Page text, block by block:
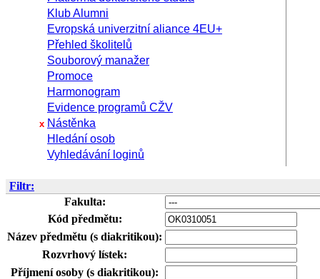
Klub Alumni
Evropská univerzitní aliance 4EU+
Přehled školitelů
Souborový manažer
Promoce
Harmonogram
Evidence programů CŽV
x Nástěnka
Hledání osob
Vyhledávání loginů
Filtr:
Fakulta:
Kód předmětu:
Název předmětu (s diakritikou):
Rozvrhový lístek:
Příjmení osoby (s diakritikou):